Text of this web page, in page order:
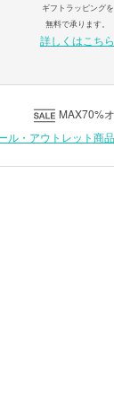
ギフトラッピングを
無料で承ります。
詳しくはこちら
MAX70%
ル・アウトレット商